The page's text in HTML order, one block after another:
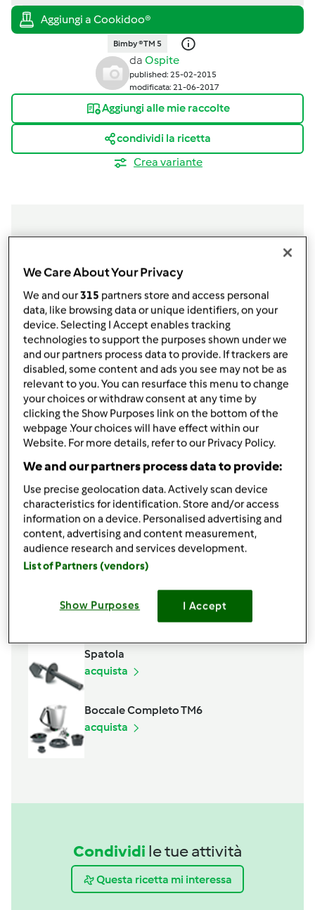
Bimby ® TM 5
da Ospite
published: 25-02-2015
modificata: 21-06-2017
Aggiungi alle mie raccolte
condividi la ricetta
Crea variante
Ingredienti
Per la crema:
4uova
4cucchiaidi zucchero
500gmascarpone
Per l'assemblaggio
300g biscotti secchi,(Tipo Oro Sawa)
1tazzadi caffè espresso
1/2bicchieredi latte
1cucchiaiodi zucchero
Per decorare:
q.b.cacao amaro in polvere
Aggiungi alla lista della spesa
Accessori che ti serviranno
Farfalla
acquista
Spatola
acquista
Boccale Completo TM6
acquista
Condividi le tue attività
Questa ricetta mi interessa
We Care About Your Privacy
We and our315 partners store and access personal
data, like browsing data or unique identifiers, on your
device. Selecting I Accept enables tracking
technologies to support the purposes shown under we
and our partners process data to provide. If trackers are
disabled, some content and ads you see may not be as
relevant to you. You can resurface this menu to change
your choices or withdraw consent at any time by
clicking the Show Purposes link on the bottom of the
webpage .Your choices will have effect within our
Website. For more details, refer to our Privacy Policy.
We and our partners process data to provide:
Use precise geolocation data. Actively scan device
characteristics for identification. Store and/or access
information on a device. Personalised advertising and
content, advertising and content measurement,
audience research and services development.
List of Partners (vendors)
Show Purposes I Accept